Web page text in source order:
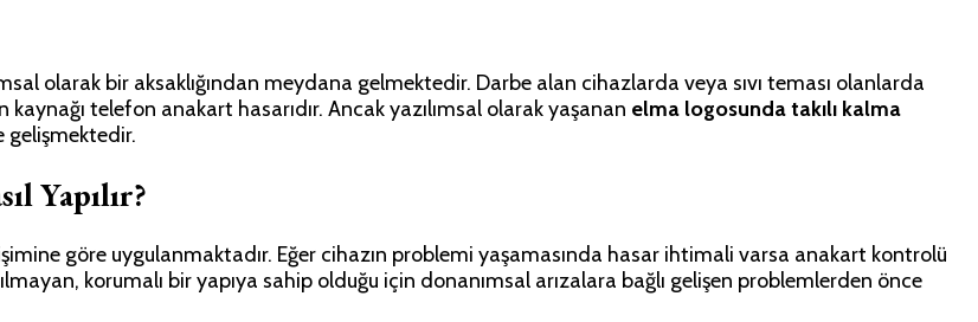
olarak bir aksaklığından meydana gelmektedir. Darbe alan cihazlarda veya sıvı teması olanlarda
telefon anakart hasarıdır. Ancak yazılımsal olarak yaşanan elma logosunda takılı kalma
gelişmektedir.
Yapılır?
göre uygulanmaktadır. Eğer cihazın problemi yaşamasında hasar ihtimali varsa anakart kontrolü
korumalı bir yapıya sahip olduğu için donanımsal arızalara bağlı gelişen problemlerden önce